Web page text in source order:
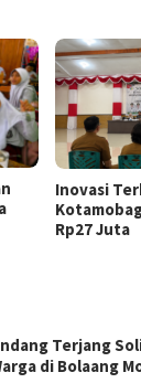
Inovasi
Rp27 Juta
Terjang
di Bolaang